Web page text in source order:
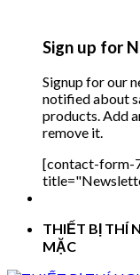
Sign up for
Signup for our
notified about
products. Add
remove it.
[contact-form-
THIẾT BỊ THÍ
MẶC